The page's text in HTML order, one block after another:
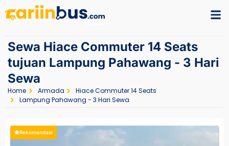
Sewa Hiace Commuter 14 Seats
tujuan Lampung Pahawang - 3 Hari
Sewa
Home Armada
Hiace Commuter 14 Seats
Lampung Pahawang - 3 Hari Sewa
Rekomendasi